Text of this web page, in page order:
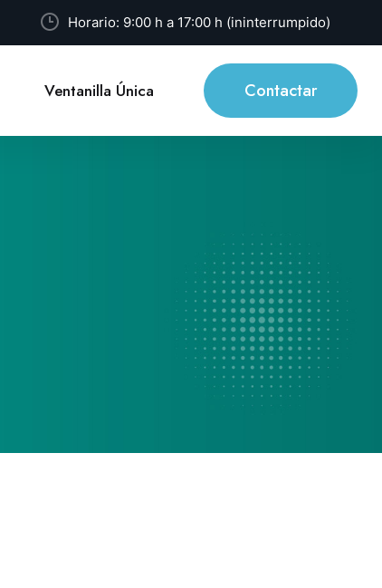
Horario: 9:00 h a 17:00 h (ininterrumpido)
Ventanilla Única Contactar